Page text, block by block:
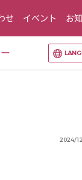
せ イベント お
選択す
2024/